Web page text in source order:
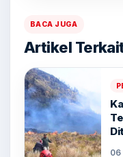
BACA JUGA
Artikel
06